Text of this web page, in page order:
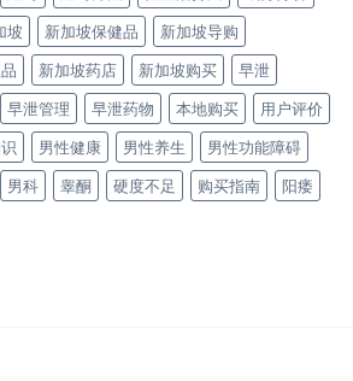
坡 新加坡保健品
新加坡导购
新加坡药店 新加坡购买
早泄
早泄管理 早泄药物 本地购买
用户评价
男性健康 男性养生
男性功能障碍
男科 睾酮 硬度不足 购买指南 阳痿